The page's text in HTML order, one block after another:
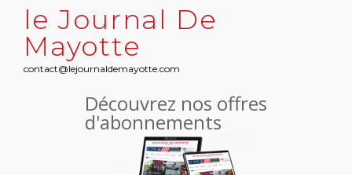
le Journal De
Mayotte
contact@lejournaldemayotte.com
Découvrez nos offres
d'abonnements